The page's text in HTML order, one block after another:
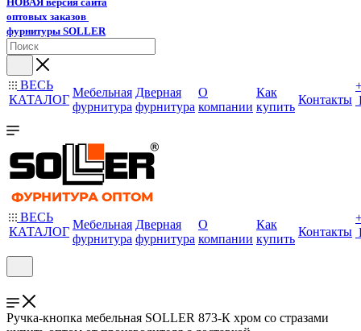
оптовых заказов
фурнитуры SOLLER
ВЕСЬ
КАТАЛОГ
Мебельная
фурнитура
Дверная
фурнитура
О
компании
Как
купить
Контакты
ВЕСЬ
КАТАЛОГ
Мебельная
фурнитура
Дверная
фурнитура
О
компании
Как
купить
Контакты
Ручка-кнопка мебельная SOLLER 873-К хром со стразами